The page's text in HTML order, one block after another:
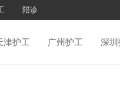
陪诊
津护工 广州护工 深圳